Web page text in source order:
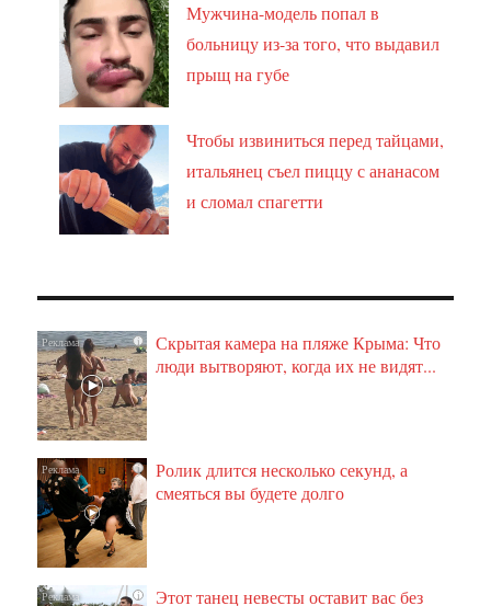
Мужчина-модель попал в
больницу из-за того, что выдавил
прыщ на губе
Чтобы извиниться перед тайцами,
итальянец съел пиццу с ананасом
и сломал спагетти
i
Скрытая камера на пляже Крыма: Что
люди вытворяют, когда их не видят...
i
Ролик длится несколько секунд, а
смеяться вы будете долго
i
Этот танец невесты оставит вас без